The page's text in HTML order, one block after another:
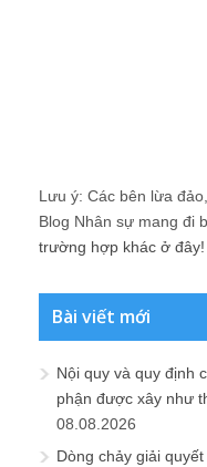
Lưu ý: Các bên lừa
Blog Nhân sự mang đi
trường hợp khác ở đây!
Bài viết mới
Nội quy và quy định
phận được xây như
08.08.2026
Dòng chảy giải